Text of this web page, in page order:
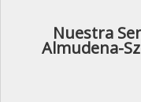
Nuestra
Almudena-